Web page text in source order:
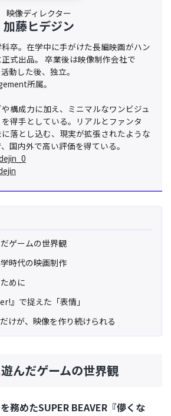
映像ディレクター
加藤ヒデジン
卒。在学中に手がけた長編映画がハン
式出品。 卒業後は映像制作会社で
動した後、独立。
所属。
構成力に加え、ミニマルなワンビジュ
得手としている。リアルとファンタ
落とし込む、現実が拡張されたような
国内外で高い評価を得ている。
ゲームの世界観
時代の映画制作
めに
』で捉えた「表情」
けが、映像を作り続けられる
んだゲームの世界観
務めたSUPER BEAVER『儚くな